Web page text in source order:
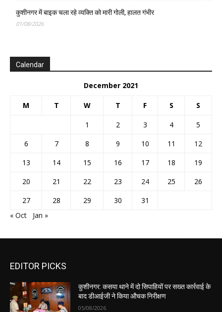
कुशीनगर में बाइक चला रहे व्यक्ति को मारी गोली, हालत गंभीर
01/08/2026
Calendar
December 2021
M T W T F S S
1 2 3 4
5
6
7 8 9 10 11
12
13
14 15 16 17 18
19
20
21 22 23 24 25
26
27
28 29 30
31
« Oct
Jan »
EDITOR PICKS
कुशीनगर: कसया थाने में दो सिपाहियों पर सख्त कार्रवाई के
बाद डीआईजी ने किया औचक निरीक्षण
05/08/2026